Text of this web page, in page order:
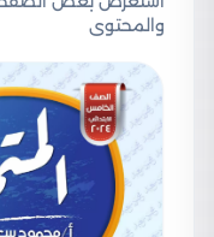
والمحتوى